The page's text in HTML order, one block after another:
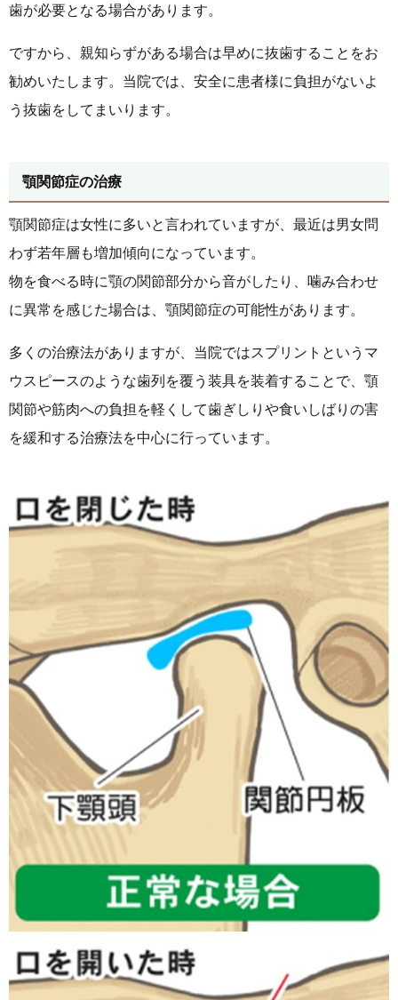
歯が必要となる場合があります。
ですから、親知らずがある場合は早めに抜歯することをお
勧めいたします。当院では、安全に患者様に負担がないよ
う抜歯をしてまいります。
顎関節症の治療
顎関節症は女性に多いと言われていますが、最近は男女問
わず若年層も増加傾向になっています。
物を食べる時に顎の関節部分から音がしたり、噛み合わせ
に異常を感じた場合は、顎関節症の可能性があります。
多くの治療法がありますが、当院ではスプリントというマ
ウスピースのような歯列を覆う装具を装着することで、顎
関節や筋肉への負担を軽くして歯ぎしりや食いしばりの害
を緩和する治療法を中心に行っています。